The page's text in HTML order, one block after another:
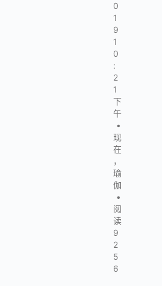
0
1
9
1
0
:
2
1
下
午
•
现
在
，
瑜
伽
•
阅
读
9
2
5
6